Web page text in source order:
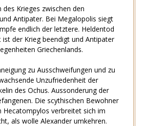
des Krieges zwischen den
Antipater. Bei Megalopolis siegt
endlich der letztere. Heldentod
ist der Krieg beendigt und Antipater
Griechenlands.
zu Ausschweifungen und zu
Unzufriedenheit der
des Ochus. Aussonderung der
Die scythischen Bewohner
Hecatompylos verbreitet sich im
als wolle Alexander umkehren.